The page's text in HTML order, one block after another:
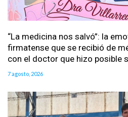
“La medicina nos salvó”: la
firmatense que se recibió de
con el doctor que hizo posible
7 agosto, 2026